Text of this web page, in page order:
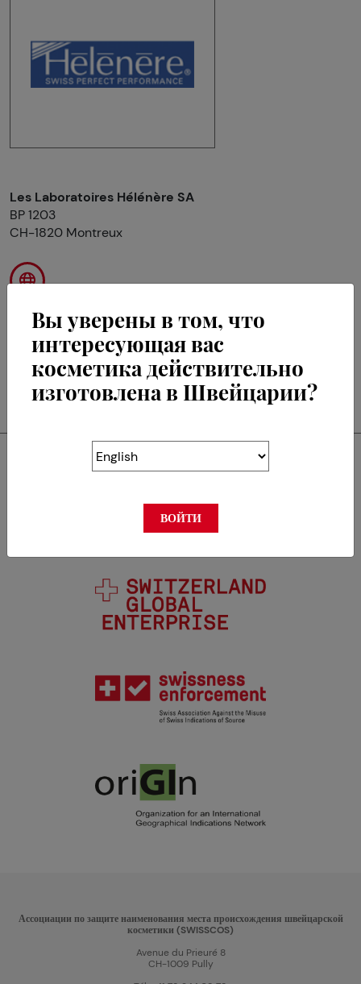
Les Laboratoires Hélénère SA
BP 1203
CH-1820 Montreux
RETOUR
членом
Ассоциации по защите наименования места происхождения швейцарской
косметики (SWISSCOS)
Avenue du Prieuré 8
CH-1009 Pully
Вы уверены в том, что
интересующая вас
косметика действительно
изготовлена в Швейцарии?
ВОЙТИ